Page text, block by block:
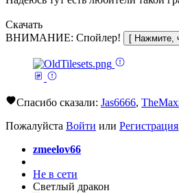
Скачать
ВНИМАНИЕ: Спойлер!
Спасибо сказали: Jas6666,
Пожалуйста Войти или Регистрация
zmeelov66
Не в сети
Светлый дракон